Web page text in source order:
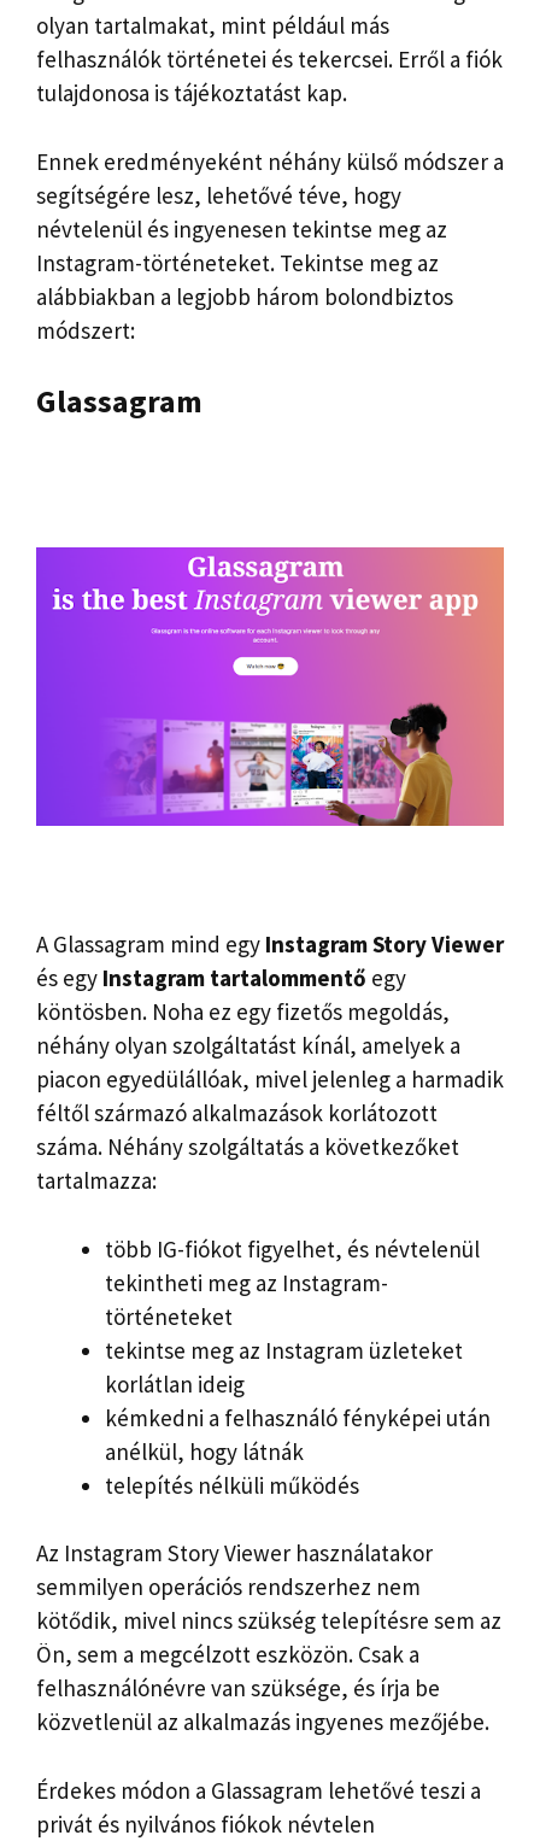
olyan tartalmakat, mint például más
felhasználók történetei és tekercsei. Erről a fiók
tulajdonosa is tájékoztatást kap.
Ennek eredményeként néhány külső módszer a
segítségére lesz, lehetővé téve, hogy
névtelenül és ingyenesen tekintse meg az
Instagram-történeteket. Tekintse meg az
alábbiakban a legjobb három bolondbiztos
módszert:
Glassagram
A Glassagram mind egy Instagram Story Viewer
és egy Instagram tartalommentő egy
köntösben. Noha ez egy fizetős megoldás,
néhány olyan szolgáltatást kínál, amelyek a
piacon egyedülállóak, mivel jelenleg a harmadik
féltől származó alkalmazások korlátozott
száma. Néhány szolgáltatás a következőket
tartalmazza:
több IG-fiókot figyelhet, és névtelenül
tekintheti meg az Instagram-
történeteket
tekintse meg az Instagram üzleteket
korlátlan ideig
kémkedni a felhasználó fényképei után
anélkül, hogy látnák
telepítés nélküli működés
Az Instagram Story Viewer használatakor
semmilyen operációs rendszerhez nem
kötődik, mivel nincs szükség telepítésre sem az
Ön, sem a megcélzott eszközön. Csak a
felhasználónévre van szüksége, és írja be
közvetlenül az alkalmazás ingyenes mezőjébe.
Érdekes módon a Glassagram lehetővé teszi a
privát és nyilvános fiókok névtelen